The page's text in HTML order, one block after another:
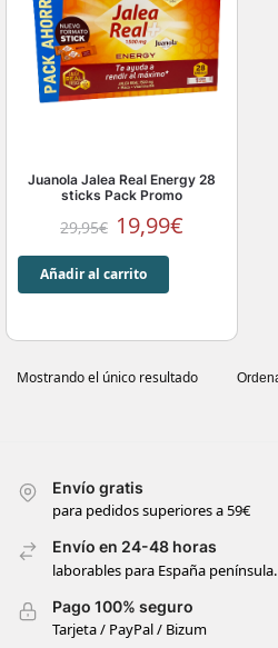
Juanola Jalea Real Energy 28
sticks Pack Promo
29,95€ 19,99€
Añadir al carrito
Mostrando el único resultado
Envío gratis
para pedidos superiores a 59€
Envío en 24-48 horas
laborables para España península.
Pago 100% seguro
Tarjeta / PayPal / Bizum